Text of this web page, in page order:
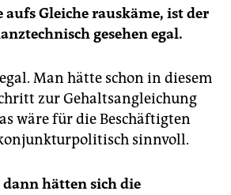
aufs Gleiche rauskäme, ist der
gesehen egal.
Man hätte schon in diesem
zur Gehaltsangleichung
wäre für die Beschäftigten
sinnvoll.
dann hätten sich die